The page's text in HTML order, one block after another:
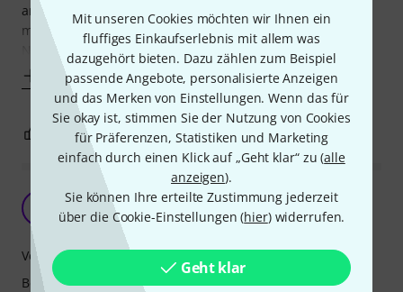
Mit unseren Cookies möchten wir Ihnen ein
fluffiges Einkaufserlebnis mit allem was
dazugehört bieten. Dazu zählen zum Beispiel
passende Angebote, personalisierte Anzeigen
und das Merken von Einstellungen. Wenn das für
Sie okay ist, stimmen Sie der Nutzung von Cookies
für Präferenzen, Statistiken und Marketing
einfach durch einen Klick auf „Geht klar“ zu (alle
anzeigen).
Sie können Ihre erteilte Zustimmung jederzeit
über die Cookie-Einstellungen (hier) widerrufen.
Geht klar
anfänglich etwas Schwierigkeiten bereitet das Ganze in
meinen eigenen Gitarrensound ordentlich zu integrieren.
Nach ein paar schlaflosen Nächten
Mehr anzeigen
0 BEWERTUNG MELDEN
Lohnt sich das Ding
The Doc 29.01.2010
Verarbeitung
Bedienung